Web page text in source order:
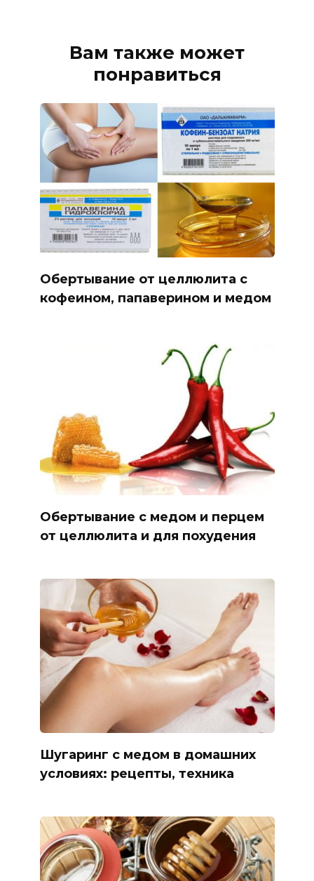
Вам также может
понравиться
Обертывание от целлюлита с
кофеином, папаверином и медом
Обертывание с медом и перцем
от целлюлита и для похудения
Шугаринг с медом в домашних
условиях: рецепты, техника